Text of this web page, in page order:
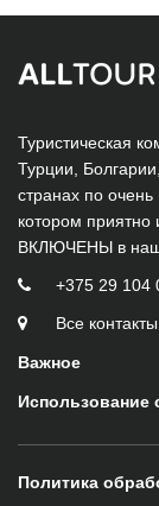
Туристическая
Турции,
странах по
котором
ВКЛЮЧЕНЫ в
+375 29 104
Все контакты
Важное
Использование
Политика